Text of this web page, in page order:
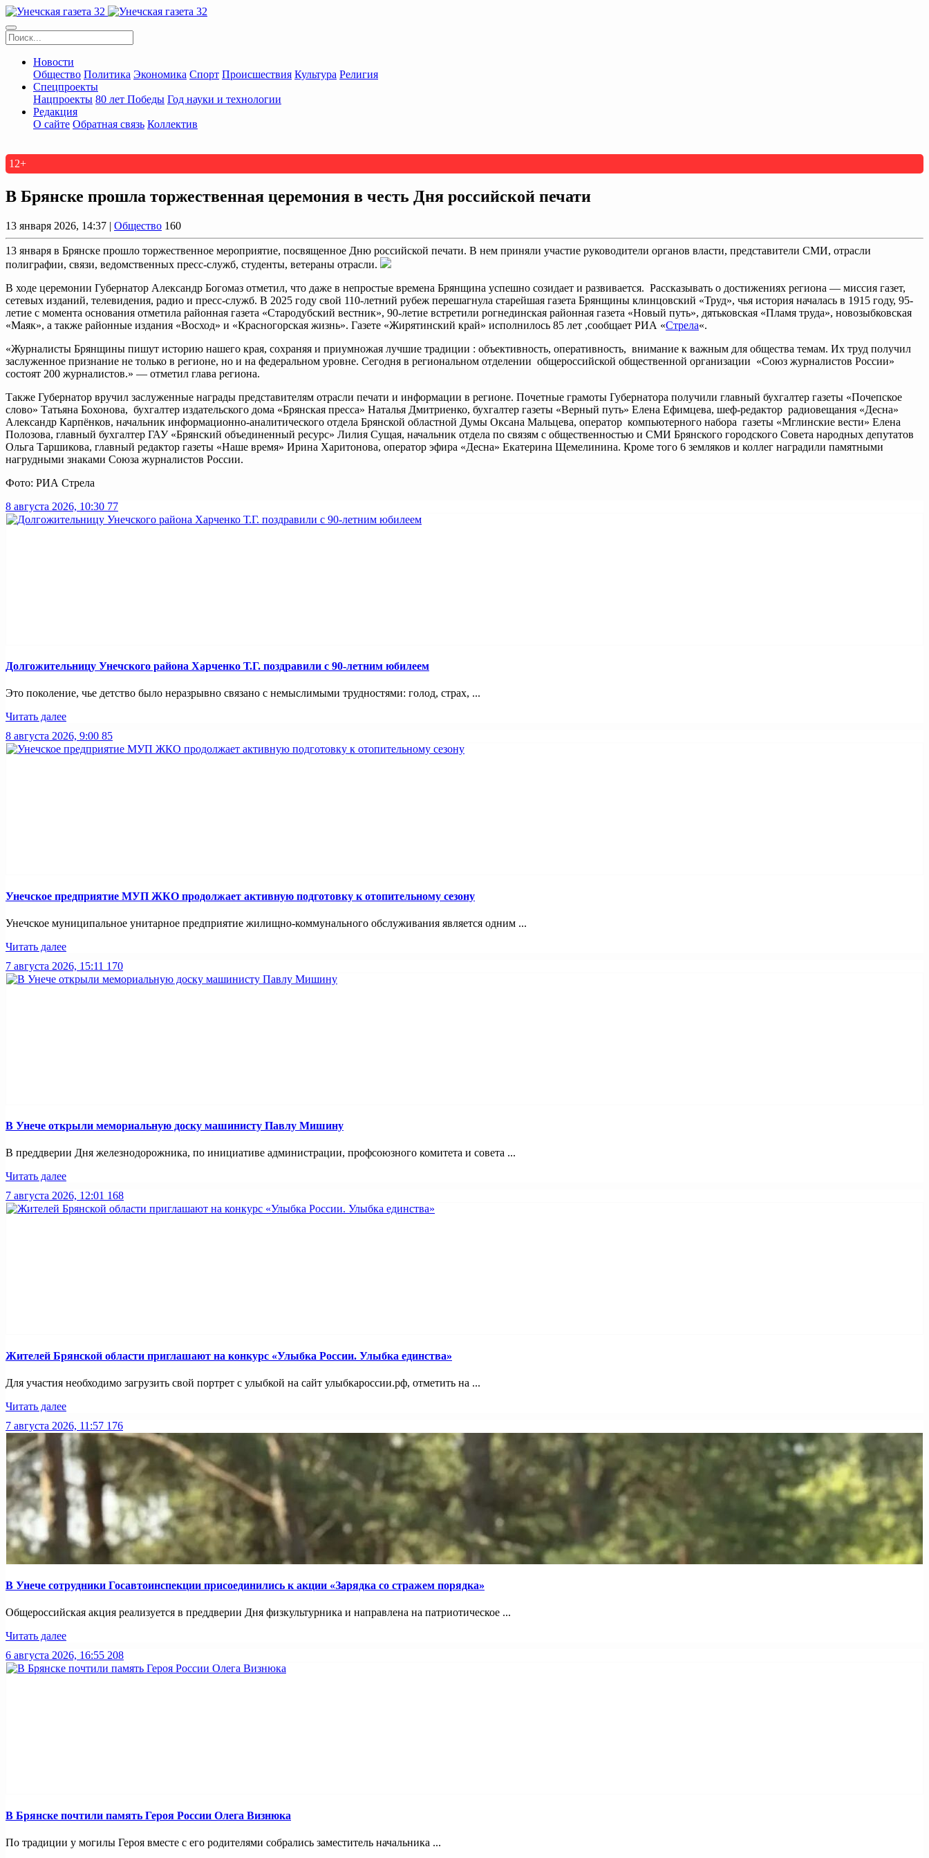
Новости
Общество Политика Экономика Спорт Происшествия Культура Религия
Спецпроекты
Нацпроекты 80 лет Победы Год науки и технологии
Редакция
О сайте Обратная связь Коллектив
12+
В Брянске прошла торжественная церемония в честь Дня российской печати
13 января 2026, 14:37 | Общество 160
13 января в Брянске прошло торжественное мероприятие, посвященное Дню российской печати. В нем приняли участие руководители органов власти, представители СМИ, отрасли
полиграфии, связи, ведомственных пресс-служб, студенты, ветераны отрасли.
В ходе церемонии Губернатор Александр Богомаз отметил, что даже в непростые времена Брянщина успешно созидает и развивается. Рассказывать о достижениях региона — миссия газет,
сетевых изданий, телевидения, радио и пресс-служб. В 2025 году свой 110-летний рубеж перешагнула старейшая газета Брянщины клинцовский «Труд», чья история началась в 1915 году, 95-
летие с момента основания отметила районная газета «Стародубский вестник», 90-летие встретили рогнединская районная газета «Новый путь», дятьковская «Пламя труда», новозыбковская
«Маяк», а также районные издания «Восход» и «Красногорская жизнь». Газете «Жирятинский край» исполнилось 85 лет ,сообщает РИА «Стрела«.
«Журналисты Брянщины пишут историю нашего края, сохраняя и приумножая лучшие традиции : объективность, оперативность, внимание к важным для общества темам. Их труд получил
заслуженное признание не только в регионе, но и на федеральном уровне. Сегодня в региональном отделении общероссийской общественной организации «Союз журналистов России»
состоят 200 журналистов.» — отметил глава региона.
Также Губернатор вручил заслуженные награды представителям отрасли печати и информации в регионе. Почетные грамоты Губернатора получили главный бухгалтер газеты «Почепское
слово» Татьяна Бохонова, бухгалтер издательского дома «Брянская пресса» Наталья Дмитриенко, бухгалтер газеты «Верный путь» Елена Ефимцева, шеф-редактор радиовещания «Десна»
Александр Карпёнков, начальник информационно-аналитического отдела Брянской областной Думы Оксана Мальцева, оператор компьютерного набора газеты «Мглинские вести» Елена
Полозова, главный бухгалтер ГАУ «Брянский объединенный ресурс» Лилия Сущая, начальник отдела по связям с общественностью и СМИ Брянского городского Совета народных депутатов
Ольга Таршикова, главный редактор газеты «Наше время» Ирина Харитонова, оператор эфира «Десна» Екатерина Щемелинина. Кроме того 6 земляков и коллег наградили памятными
нагрудными знаками Союза журналистов России.
Фото: РИА Стрела
8 августа 2026, 10:30 77
Долгожительницу Унечского района Харченко Т.Г. поздравили с 90-летним юбилеем
Это поколение, чье детство было неразрывно связано с немыслимыми трудностями: голод, страх, ...
Читать далее
8 августа 2026, 9:00 85
Унечское предприятие МУП ЖКО продолжает активную подготовку к отопительному сезону
Унечское муниципальное унитарное предприятие жилищно-коммунального обслуживания является одним ...
Читать далее
7 августа 2026, 15:11 170
В Унече открыли мемориальную доску машинисту Павлу Мишину
В преддверии Дня железнодорожника, по инициативе администрации, профсоюзного комитета и совета ...
Читать далее
7 августа 2026, 12:01 168
Жителей Брянской области приглашают на конкурс «Улыбка России. Улыбка единства»
Для участия необходимо загрузить свой портрет с улыбкой на сайт улыбкароссии.рф, отметить на ...
Читать далее
7 августа 2026, 11:57 176
В Унече сотрудники Госавтоинспекции присоединились к акции «Зарядка со стражем порядка»
Общероссийская акция реализуется в преддверии Дня физкультурника и направлена на патриотическое ...
Читать далее
6 августа 2026, 16:55 208
В Брянске почтили память Героя России Олега Визнюка
По традиции у могилы Героя вместе с его родителями собрались заместитель начальника ...